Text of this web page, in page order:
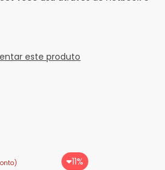
este produto
11%